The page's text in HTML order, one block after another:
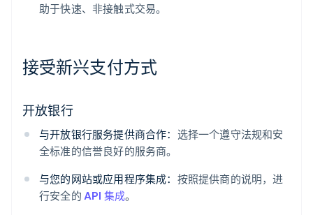
助于快速、非接触式交易。
接受新兴支付方式
开放银行
与开放银行服务提供商合作： 选择一个遵守法规和安
全标准的信誉良好的服务商。
与您的网站或应用程序集成： 按照提供商的说明，进
行安全的 API 集成。